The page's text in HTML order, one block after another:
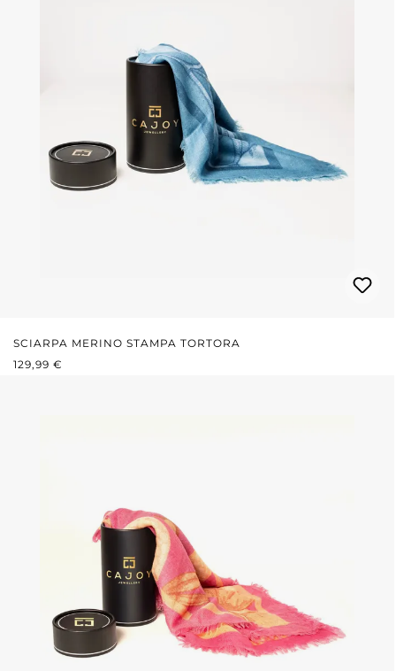
SCIARPA MERINO STAMPA TORTORA
PREZZO NORMALE:
129,99 €